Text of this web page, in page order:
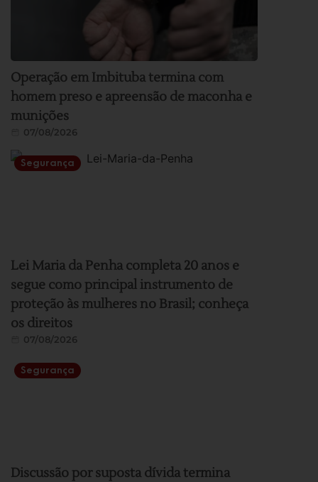
Operação em Imbituba termina com
homem preso e apreensão de maconha e
munições
07/08/2026
Segurança
Lei Maria da Penha completa 20 anos e
segue como principal instrumento de
proteção às mulheres no Brasil; conheça
os direitos
07/08/2026
Segurança
Discussão por suposta dívida termina